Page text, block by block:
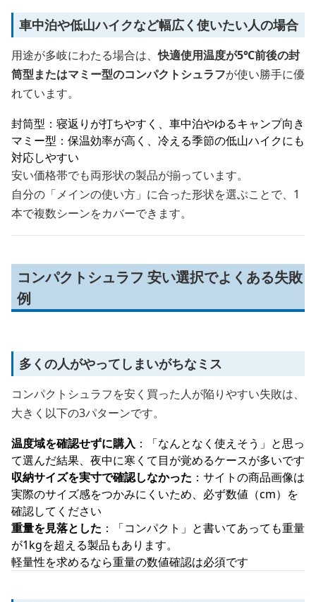
車中泊や低山ハイクなど幅広く使いたい人の場合
用途が多岐にわたる場合は、快適使用温度が5℃前後の封
筒型またはマミー型のコンパクトシュラフが使い勝手に優
れています。
封筒型：寝返りが打ちやすく、車中泊やゆるキャンプ向き
マミー型：保温効率が高く、冷える季節の低山ハイクにも
対応しやすい
安い価格帯でも両形状の製品が揃っています。
自分の「メインの使い方」に合った形状を選ぶことで、1
本で複数シーンをカバーできます。
コンパクトシュラフ 安い選択でよくある失敗
例
多くの人がやってしまいがちなミス
コンパクトシュラフを安く買った人が陥りやすい失敗は、
大きく以下の3パターンです。
温度域を確認せずに購入 ：「なんとなく使えそう」と思っ
て選んだ結果、夜中に寒くて目が覚めるケースが多いです
収納サイズを実寸で確認しなかった ：サイトの商品画像は
実際のサイズ感をつかみにくいため、必ず数値（cm）を
確認してください
重量を見落とした ：「コンパクト」と書いてあっても重量
が1kgを超える製品もあります。
軽量性を求めるなら重量の数値確認は必須です